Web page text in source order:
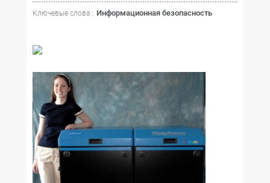
Ключевые слова : Информационная безопасность